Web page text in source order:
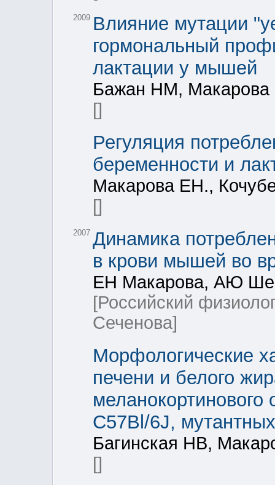
2009 Влияние мутации
гормональный
лактации у мышей
Бажан НМ,
[]
Регуляция
беременности и
Макарова ЕН.,
[]
2007 Динамика
в крови мышей во
ЕН Макарова, АЮ
[Российский
Сеченова]
Морфологические
печени и белого
C57Bl/6J,
Багинская НВ,
[]